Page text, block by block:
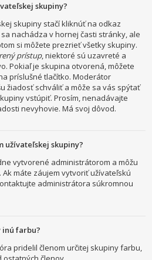
skupiny?
skupiny stačí kliknúť na odkaz
nachádza v hornej časti stránky, ale
si môžete prezrieť všetky skupiny.
prístup, niektoré sú uzavreté a
Pokiaľ je skupina otvorená, môžete
príslušné tlačítko. Moderátor
žiadosť schváliť a môže sa vás spýtať
vstúpiť. Prosím, nenadávajte
nevyhovie. Má svoj dôvod.
užívateľskej skupiny?
vytvorené administrátorom a môžu
máte záujem vytvoriť užívateľskú
administrátora súkromnou
inú farbu?
pridelil členom určitej skupiny farbu,